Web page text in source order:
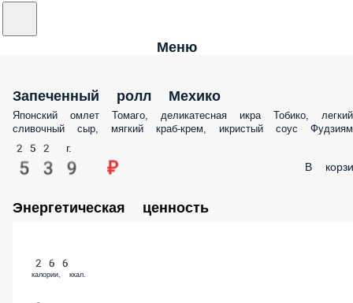
Меню
Запеченный ролл Мехико
Японский омлет Томаго, деликатесная икра Тобико, легкий
сливочный сыр, мягкий краб-крем, икристый соус
252 г.
539 ₽ В
Энергетическая ценность
266
калории, ккал.